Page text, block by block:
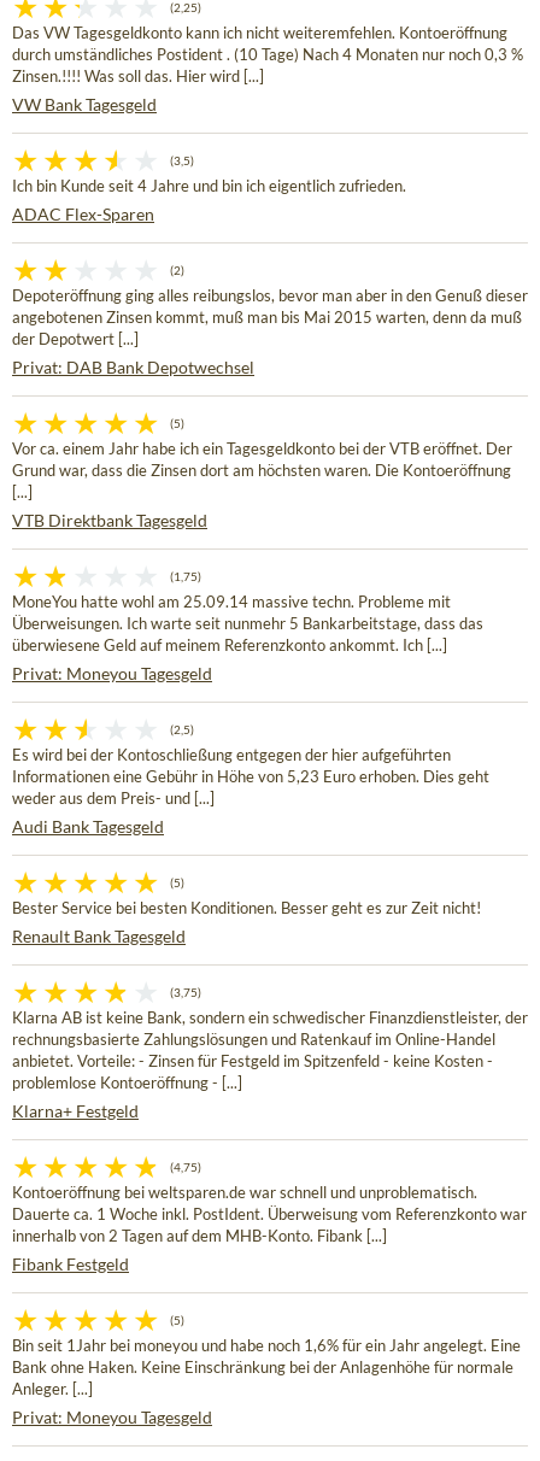
(2,25)
Das VW Tagesgeldkonto kann ich nicht weiteremfehlen. Kontoeröffnung
durch umständliches Postident . (10 Tage) Nach 4 Monaten nur noch 0,3 %
Zinsen.!!!! Was soll das. Hier wird [...]
VW Bank Tagesgeld
(3,5)
Ich bin Kunde seit 4 Jahre und bin ich eigentlich zufrieden.
ADAC Flex-Sparen
(2)
Depoteröffnung ging alles reibungslos, bevor man aber in den Genuß dieser
angebotenen Zinsen kommt, muß man bis Mai 2015 warten, denn da muß
der Depotwert [...]
Privat: DAB Bank Depotwechsel
(5)
Vor ca. einem Jahr habe ich ein Tagesgeldkonto bei der VTB eröffnet. Der
Grund war, dass die Zinsen dort am höchsten waren. Die Kontoeröffnung
[...]
VTB Direktbank Tagesgeld
(1,75)
MoneYou hatte wohl am 25.09.14 massive techn. Probleme mit
Überweisungen. Ich warte seit nunmehr 5 Bankarbeitstage, dass das
überwiesene Geld auf meinem Referenzkonto ankommt. Ich [...]
Privat: Moneyou Tagesgeld
(2,5)
Es wird bei der Kontoschließung entgegen der hier aufgeführten
Informationen eine Gebühr in Höhe von 5,23 Euro erhoben. Dies geht
weder aus dem Preis- und [...]
Audi Bank Tagesgeld
(5)
Bester Service bei besten Konditionen. Besser geht es zur Zeit nicht!
Renault Bank Tagesgeld
(3,75)
Klarna AB ist keine Bank, sondern ein schwedischer Finanzdienstleister, der
rechnungsbasierte Zahlungslösungen und Ratenkauf im Online-Handel
anbietet. Vorteile: - Zinsen für Festgeld im Spitzenfeld - keine Kosten -
problemlose Kontoeröffnung - [...]
Klarna+ Festgeld
(4,75)
Kontoeröffnung bei weltsparen.de war schnell und unproblematisch.
Dauerte ca. 1 Woche inkl. PostIdent. Überweisung vom Referenzkonto war
innerhalb von 2 Tagen auf dem MHB-Konto. Fibank [...]
Fibank Festgeld
(5)
Bin seit 1Jahr bei moneyou und habe noch 1,6% für ein Jahr angelegt. Eine
Bank ohne Haken. Keine Einschränkung bei der Anlagenhöhe für normale
Anleger. [...]
Privat: Moneyou Tagesgeld